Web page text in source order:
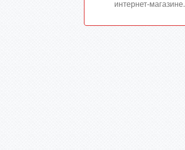
интернет-магазине.